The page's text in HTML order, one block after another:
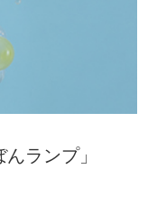
ランプ」